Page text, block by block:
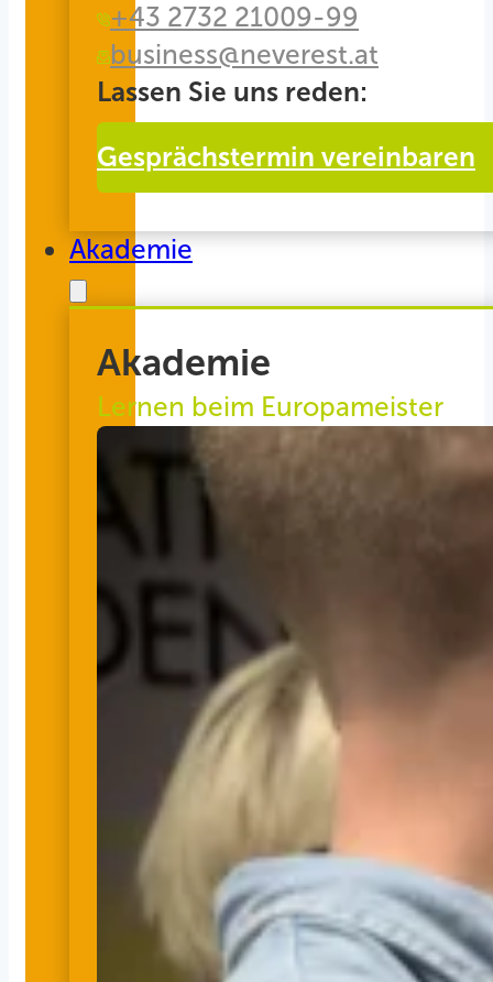
+43 2732 21009-99
business@neverest.at
Lassen Sie uns reden:
Gesprächstermin vereinbaren
Akademie
Akademie
Lernen beim Europameister